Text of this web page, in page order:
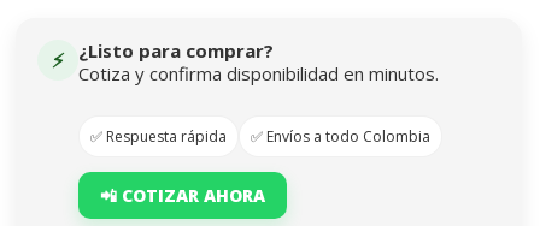
⚡
¿Listo para comprar?
Cotiza y confirma disponibilidad en minutos.
✅ Respuesta rápida ✅ Envíos a todo Colombia
📲 COTIZAR AHORA